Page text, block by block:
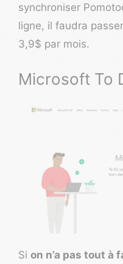
synchroniser
ligne, il faudra
3,9$ par mois.
Microsoft To
Si on n’a pas tout à